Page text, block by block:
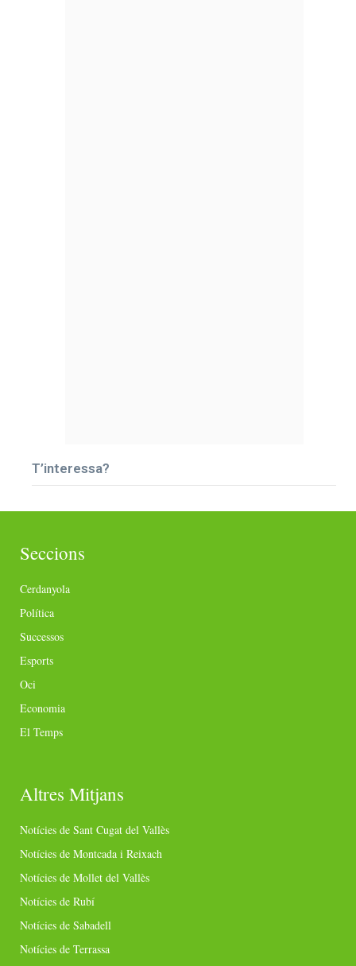
T’interessa?
Seccions
Cerdanyola
Política
Successos
Esports
Oci
Economia
El Temps
Altres Mitjans
Notícies de Sant Cugat del Vallès
Notícies de Montcada i Reixach
Notícies de Mollet del Vallès
Notícies de Rubí
Notícies de Sabadell
Notícies de Terrassa